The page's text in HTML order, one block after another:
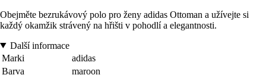
Obejměte bezrukávový polo pro ženy adidas Ottoman a užívejte si
každý okamžik strávený na hřišti v pohodlí a elegantnosti.
Další informace
Marki
adidas
Barva
maroon